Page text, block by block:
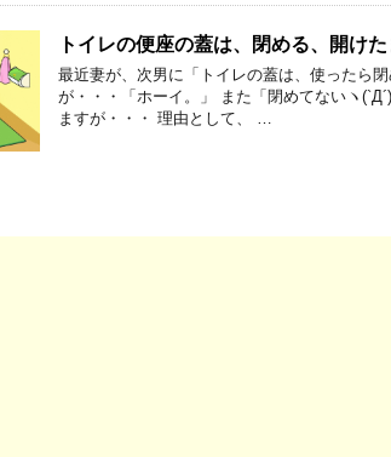
トイレの便座の蓋は、閉める、開けた
最近妻が、次男に「トイレの蓋は、使ったら
が・・・「ホーイ。」 また「閉めてないヽ
ますが・・・ 理由として、 …